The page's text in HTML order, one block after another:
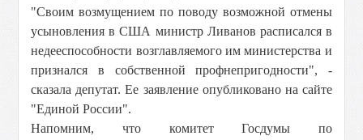
"Своим возмущением по поводу возможной отмены
усыновления в США министр Ливанов расписался в
недееспособности возглавляемого им министерства и
признался в собственной профнепригодности", -
сказала депутат. Ее заявление опубликовано на сайте
"Единой России".
Напомним, что комитет Госдумы по